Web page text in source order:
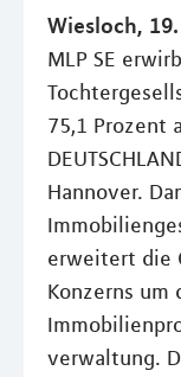
Wiesloch,
MLP SE
75,1 Prozent
Hannover.
erweitert die
Konzerns um
verwaltung.